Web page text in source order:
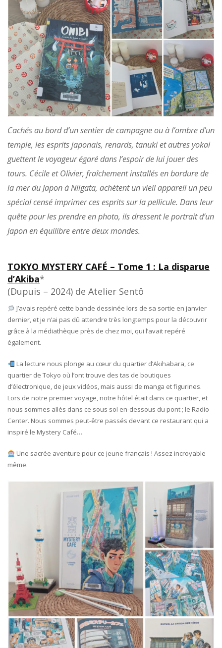
Cachés au bord d’un sentier de campagne ou à l’ombre d’un
temple, les esprits japonais, renards, tanuki et autres yokai
guettent le voyageur égaré dans l’espoir de lui jouer des
tours. Cécile et Olivier, fraîchement installés en bordure de
la mer du Japon à Niigata, achètent un vieil appareil un peu
spécial censé imprimer ces esprits sur la pellicule. Dans leur
quête pour les prendre en photo, ils dressent le portrait d’un
Japon en équilibre entre deux mondes.
TOKYO MYSTERY CAFÉ – Tome 1 : La disparue
d’Akiba*
(Dupuis – 2024) de Atelier Sentô
J’avais repéré cette bande dessinée lors de sa sortie en janvier
dernier, et je n’ai pas dû attendre très longtemps pour la découvrir
grâce à la médiathèque près de chez moi, qui l’avait repéré
également.
La lecture nous plonge au cœur du quartier d’Akihabara, ce
quartier de Tokyo où l’ont trouve des tas de boutiques
d’électronique, de jeux vidéos, mais aussi de manga et figurines.
Lors de notre premier voyage, notre hôtel était dans ce quartier, et
nous sommes allés dans ce sous sol en-dessous du pont ; le Radio
Center. Nous sommes peut-être passés devant ce restaurant qui a
inspiré le Mystery Café…
Une sacrée aventure pour ce jeune français ! Assez incroyable
même.